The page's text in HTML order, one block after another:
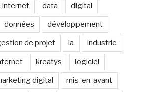
internet data digital
données développement
de projet ia industrie
kreatys logiciel
digital mis-en-avant